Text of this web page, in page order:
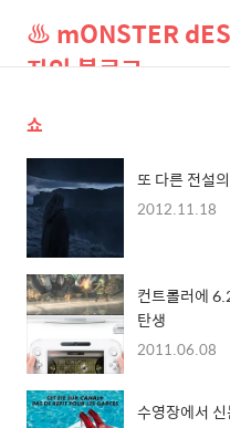
♨ mONSTER
자인 블로그
쇼
또 다른 전
2012.11.18
컨트롤러에
탄생
2011.06.08
수영장에서